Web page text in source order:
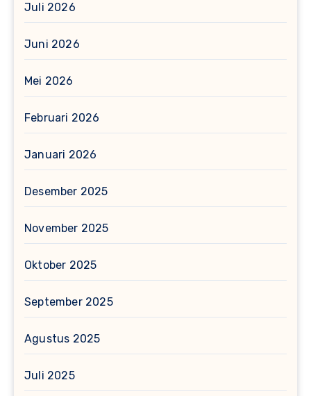
Juli 2026
Juni 2026
Mei 2026
Februari 2026
Januari 2026
Desember 2025
November 2025
Oktober 2025
September 2025
Agustus 2025
Juli 2025